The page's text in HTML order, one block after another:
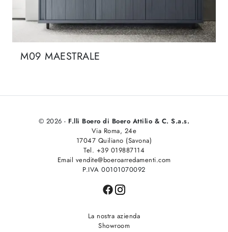
M09 MAESTRALE
© 2026 - F.lli Boero di Boero Attilio & C. S.a.s.
Via Roma, 24e
17047 Quiliano (Savona)
Tel. +39 019887114
Email vendite@boeroarredamenti.com
P.IVA 00101070092
La nostra azienda
Showroom